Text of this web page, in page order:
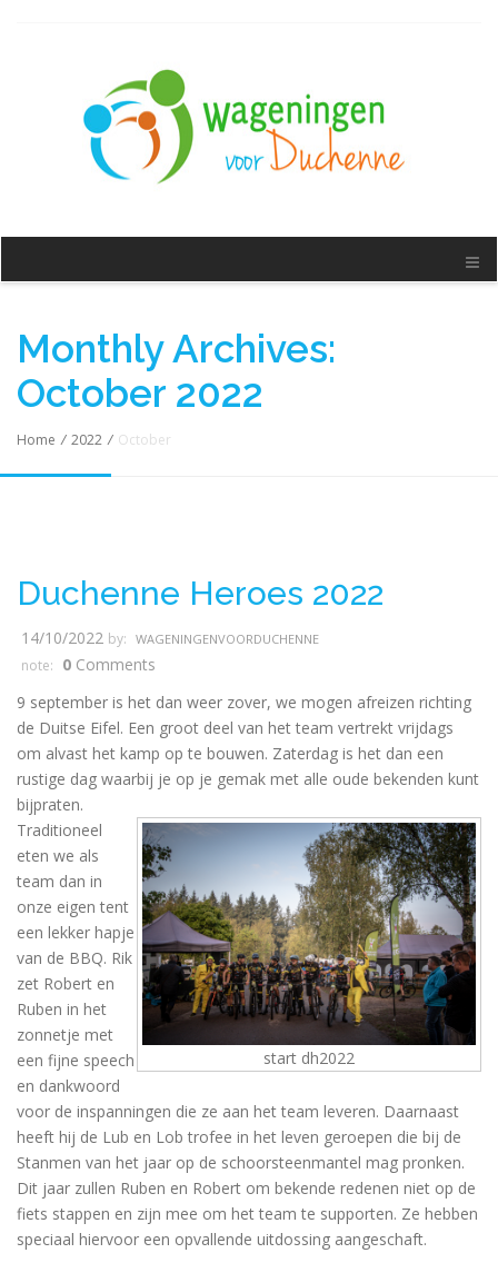
Monthly Archives:
October 2022
Home / 2022 / October
Duchenne Heroes 2022
14/10/2022 by: WAGENINGENVOORDUCHENNE
note: 0 Comments
9 september is het dan weer zover, we mogen afreizen richting
de Duitse Eifel. Een groot deel van het team vertrekt vrijdags
om alvast het kamp op te bouwen. Zaterdag is het dan een
rustige dag waarbij je op je gemak met alle oude bekenden kunt
bijpraten.
start dh2022
Traditioneel
eten we als
team dan in
onze eigen tent
een lekker hapje
van de BBQ. Rik
zet Robert en
Ruben in het
zonnetje met
een fijne speech
en dankwoord
voor de inspanningen die ze aan het team leveren. Daarnaast
heeft hij de Lub en Lob trofee in het leven geroepen die bij de
Stanmen van het jaar op de schoorsteenmantel mag pronken.
Dit jaar zullen Ruben en Robert om bekende redenen niet op de
fiets stappen en zijn mee om het team te supporten. Ze hebben
speciaal hiervoor een opvallende uitdossing aangeschaft.